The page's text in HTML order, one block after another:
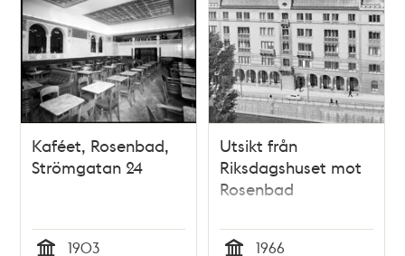
Kaféet, Rosenbad,
Strömgatan 24
1903
Utsikt från
Riksdagshuset mot
Rosenbad
1966